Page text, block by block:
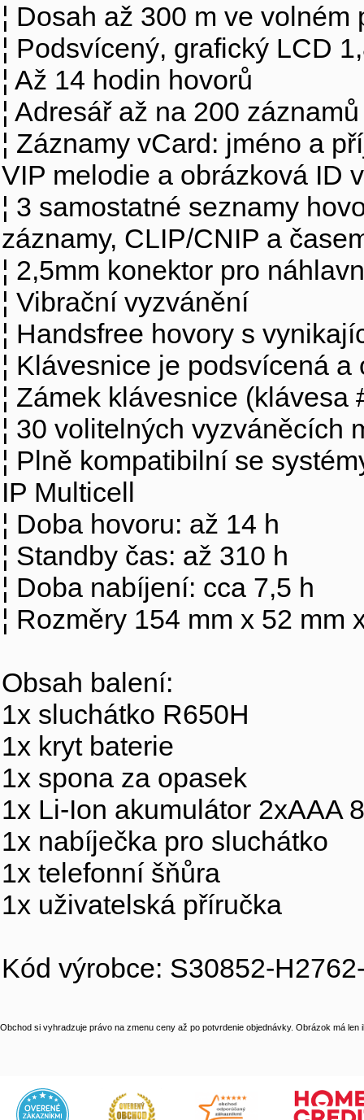
¦ Dosah až 300 m ve
¦ Podsvícený, grafický LCD
¦ Až 14 hodin hovorů
¦ Adresář až na 200
¦ Záznamy vCard: jméno a
VIP melodie a obrázková ID
¦ 3 samostatné seznamy
záznamy, CLIP/CNIP a
¦ 2,5mm konektor pro
¦ Vibrační vyzvánění
¦ Handsfree hovory s
¦ Klávesnice je podsvícená
¦ Zámek klávesnice (klávesa
¦ 30 volitelných vyzváněcích
¦ Plně kompatibilní se
IP Multicell
¦ Doba hovoru: až 14 h
¦ Standby čas: až 310 h
¦ Doba nabíjení: cca 7,5 h
¦ Rozměry 154 mm x 52 mm
Obsah balení:
1x sluchátko R650H
1x kryt baterie
1x spona za opasek
1x Li-Ion akumulátor 2xAAA
1x nabíječka pro sluchátko
1x telefonní šňůra
1x uživatelská příručka
Kód výrobce: S30852-
Obchod si vyhradzuje právo na zmenu ceny až po potvrdenie objednávky. Obrázok má len